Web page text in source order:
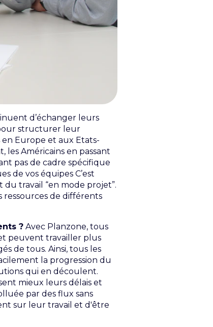
d’échanger leurs
structurer leur
Europe et aux Etats-
les Américains en passant
pas de cadre spécifique
de vos équipes C’est
travail “en mode projet”.
de différents
? Avec Planzone, tous
peuvent travailler plus
de tous. Ainsi, tous les
la progression du
qui en découlent.
mieux leurs délais et
par des flux sans
sur leur travail et d'être